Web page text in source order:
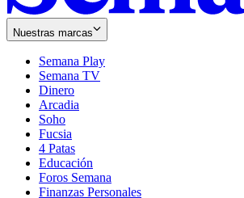
Nuestras marcas
Semana Play
Semana TV
Dinero
Arcadia
Soho
in
new
window
Fucsia
in
new
window
4 Patas
Educación
Foros Semana
Finanzas Personales